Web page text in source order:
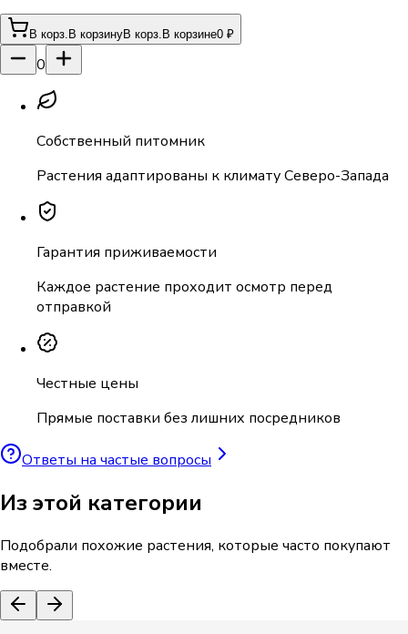
В корз. В корзинуВ корз. В корзине0 ₽
0
Собственный питомник
Растения адаптированы к климату Северо-Запада
Гарантия приживаемости
Каждое растение проходит осмотр перед
отправкой
Честные цены
Прямые поставки без лишних посредников
Ответы на частые вопросы
Из этой категории
Подобрали похожие растения, которые часто покупают
вместе.